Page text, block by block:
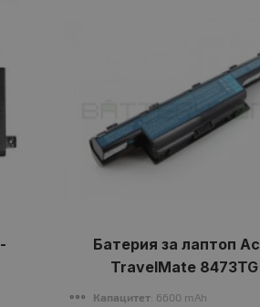
Батерия за лаптоп
TravelMate 8473TG
Капацитет: 6600 mAh